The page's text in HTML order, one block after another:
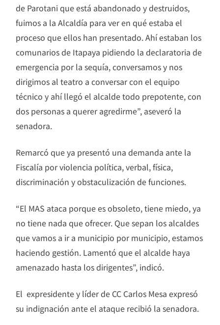
de Parotani que está abandonado y destruidos,
fuimos a la Alcaldía para ver en qué estaba el
proceso que ellos han presentado. Ahí estaban los
comunarios de Itapaya pidiendo la declaratoria de
emergencia por la sequía, conversamos y nos
dirigimos al teatro a conversar con el equipo
técnico y ahí llegó el alcalde todo prepotente, con
dos personas a querer agredirme”, aseveró la
senadora.
Remarcó que ya presentó una demanda ante la
Fiscalía por violencia política, verbal, física,
discriminación y obstaculización de funciones.
“El MAS ataca porque es obsoleto, tiene miedo, ya
no tiene nada que ofrecer. Que sepan los alcaldes
que vamos a ir a municipio por municipio, estamos
haciendo gestión. Lamentó que el alcalde haya
amenazado hasta los dirigentes”, indicó.
El expresidente y líder de CC Carlos Mesa expresó
su indignación ante el ataque recibió la senadora.